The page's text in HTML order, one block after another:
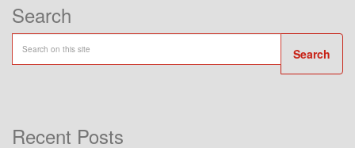
Search
Search
Recent Posts